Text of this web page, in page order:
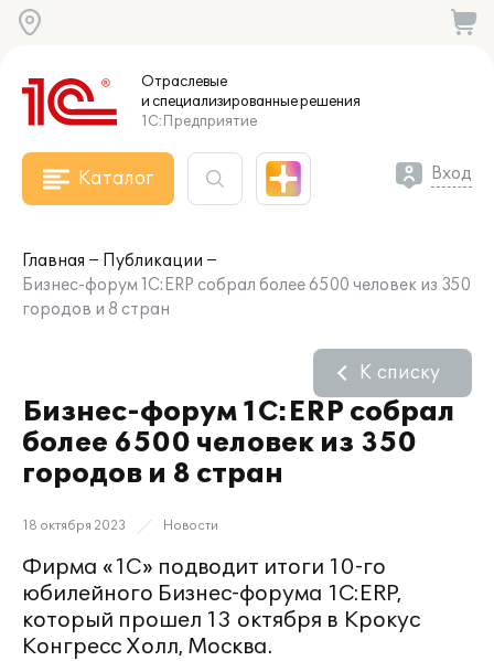
Отраслевые
и специализированныерешения
1С:Предприятие
Каталог Вход
Главная
Публикации
Бизнес-форум 1С:ERP собрал более 6500 человек из 350
городов и 8 стран
Бизнес-форум 1С:ERP собрал
более 6500 человек из 350
городов и 8 стран
К списку
18 октября 2023 Новости
Фирма «1С» подводит итоги 10-го
юбилейного Бизнес-форума 1С:ERP,
который прошел 13 октября в Крокус
Конгресс Холл, Москва.